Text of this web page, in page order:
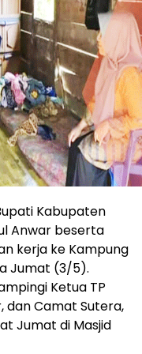
Kabupaten
Anwar beserta
kerja ke Kampung
Jumat (3/5).
Ketua TP
dan Camat Sutera,
Jumat di Masjid